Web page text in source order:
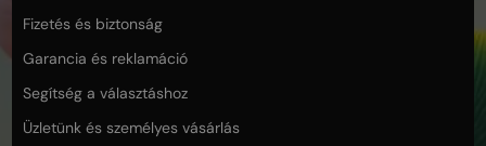
Fizetés és biztonság
Garancia és reklamáció
Segítség a választáshoz
Üzletünk és személyes vásárlás